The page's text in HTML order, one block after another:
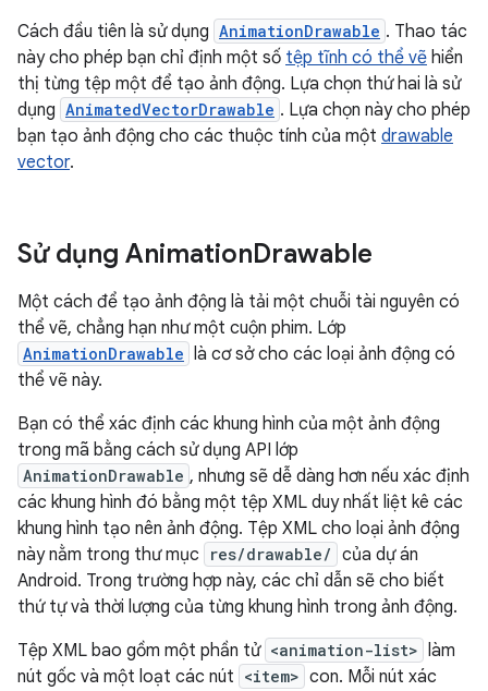
Cách đầu tiên là sử dụng AnimationDrawable . Thao tác
này cho phép bạn chỉ định một số tệp tĩnh có thể vẽ hiển
thị từng tệp một để tạo ảnh động. Lựa chọn thứ hai là sử
dụng AnimatedVectorDrawable . Lựa chọn này cho phép
bạn tạo ảnh động cho các thuộc tính của một drawable
vector.
Sử dụng AnimationDrawable
Một cách để tạo ảnh động là tải một chuỗi tài nguyên có
thể vẽ, chẳng hạn như một cuộn phim. Lớp
AnimationDrawable là cơ sở cho các loại ảnh động có
thể vẽ này.
Bạn có thể xác định các khung hình của một ảnh động
trong mã bằng cách sử dụng API lớp
AnimationDrawable , nhưng sẽ dễ dàng hơn nếu xác định
các khung hình đó bằng một tệp XML duy nhất liệt kê các
khung hình tạo nên ảnh động. Tệp XML cho loại ảnh động
này nằm trong thư mục
res/drawable/ của dự án
Android. Trong trường hợp này, các chỉ dẫn sẽ cho biết
thứ tự và thời lượng của từng khung hình trong ảnh động.
Tệp XML bao gồm một phần tử <animation-list> làm
nút gốc và một loạt các nút <item> con. Mỗi nút xác